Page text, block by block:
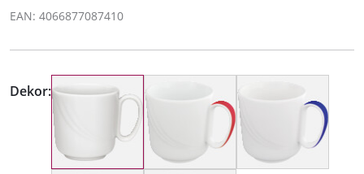
EAN: 4066877087410
Dekor: